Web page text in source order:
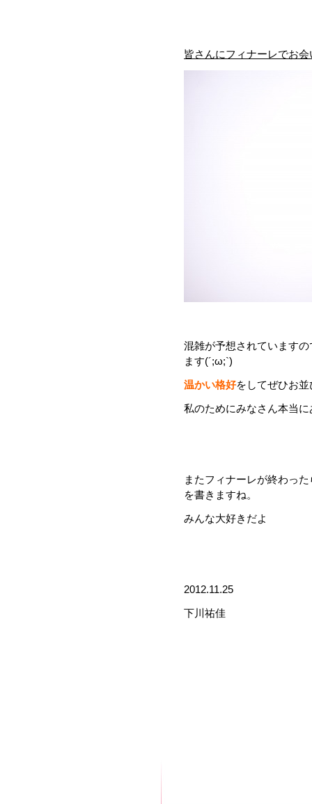
皆さんにフィナーレでお
混雑が予想されていますの
ます(´;ω;`)
温かい格好をしてぜひお
私のためにみなさん本当
またフィナーレが終わっ
を書きますね。
みんな大好きだよ
2012.11.25
下川祐佳